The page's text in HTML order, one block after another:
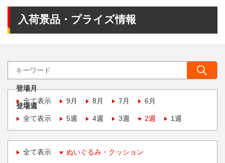
入荷景品・プライズ情報
登場月
全て表示
9月 8月 7月 6月
登場週
全て表示
5週 4週 3週 2週 1週
全て表示 ぬいぐるみ・クッション